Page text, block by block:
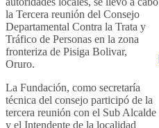
la Tercera reunión del Consejo
Departamental Contra la Trata y
Tráfico de Personas en la zona
fronteriza de Pisiga Bolivar,
Oruro.
La Fundación, como secretaría
técnica del consejo participó de la
tercera reunión con el Sub Alcalde
y el Intendente de la localidad